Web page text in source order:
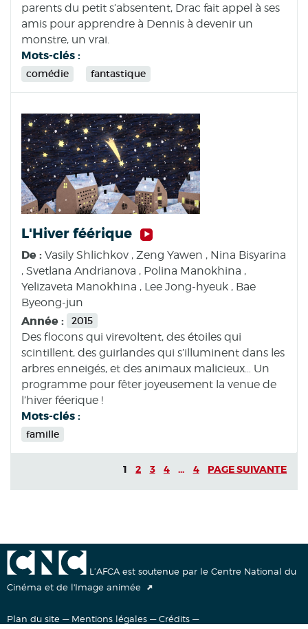
parents du petit s’absentent, Drac fait appel à ses
amis pour apprendre à Dennis à devenir un
monstre, un vrai.
Mots-clés :
comédie fantastique
L'Hiver féérique
De : Vasily Shlichkov , Zeng Yawen , Nina Bisyarina
, Svetlana Andrianova , Polina Manokhina ,
Yelizaveta Manokhina , Lee Jong-hyeuk , Bae
Byeong-jun
Année : 2015
Des flocons qui virevoltent, des étoiles qui
scintillent, des guirlandes qui s’illuminent dans les
arbres enneigés, et des animaux malicieux… Un
programme pour fêter joyeusement la venue de
l’hiver féerique !
Mots-clés :
famille
1 2 3 4 ... 4 PAGE SUIVANTE
L’AFCA est soutenue par le Centre National du
Cinéma et de l'Image animée
Plan du site — Mentions légales —Crédits —